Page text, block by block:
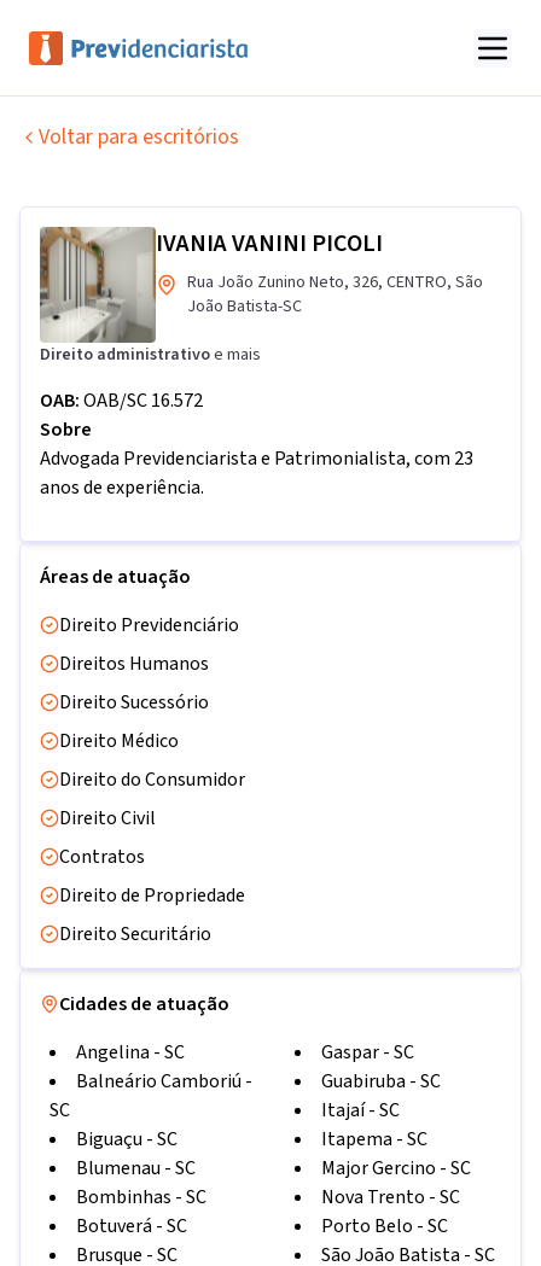
Voltar para escritórios
IVANIA VANINI PICOLI
Rua João Zunino Neto,326,CENTRO,São
João Batista-SC
Direito administrativoe mais
OAB:OAB/SC 16.572
Sobre
Advogada Previdenciarista e Patrimonialista, com 23
anos de experiência.
Áreas de atuação
Direito Previdenciário
Direitos Humanos
Direito Sucessório
Direito Médico
Direito do Consumidor
Direito Civil
Contratos
Direito de Propriedade
Direito Securitário
Cidades de atuação
Angelina -SC
Balneário Camboriú -
SC
Biguaçu -SC
Blumenau -SC
Bombinhas -SC
Botuverá -SC
Brusque -SC
Gaspar-SC
Guabiruba -SC
Itajaí-SC
Itapema -SC
Major Gercino -SC
Nova Trento -SC
Porto Belo -SC
São João Batista -SC